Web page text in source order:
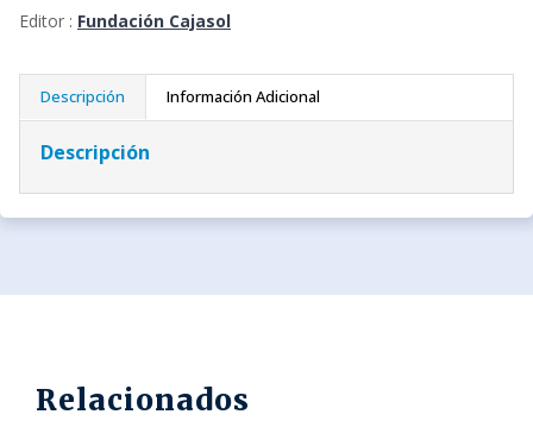
Editor : Fundación Cajasol
Descripción Información Adicional
Descripción
Relacionados